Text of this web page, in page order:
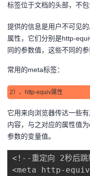
标签位于文档的头部，不包
提供的信息是用户不可见
属性，它们分别是http-
同的参数值，这些不同的
常用的meta标签：
2）、http-equiv属性
它用来向浏览器传达一些
内容，与之对应的属性值
参数的变量值。
<!--重定向 2秒后跳
<meta http-